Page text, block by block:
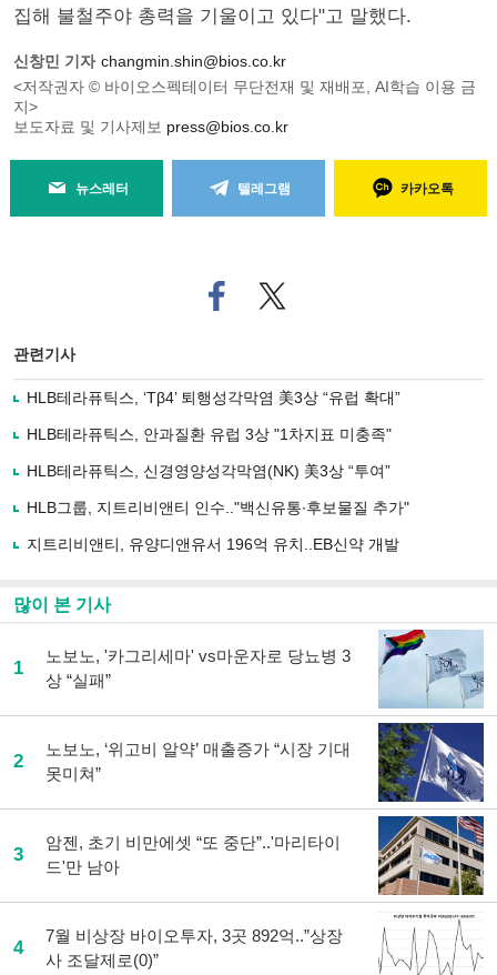
집해 불철주야 총력을 기울이고 있다"고 말했다.
신창민 기자 changmin.shin@bios.co.kr
<저작권자 © 바이오스펙테이터 무단전재 및 재배포, AI학습 이용 금
지>
보도자료 및 기사제보 press@bios.co.kr
뉴스레터 텔레그램 카카오톡
페
이
로
기
사
유
기
트위
터로
관련기사
HLB테라퓨틱스, ‘Tβ4’ 퇴행성각막염 美3상 “유럽 확대”
HLB테라퓨틱스, 안과질환 유럽 3상 "1차지표 미충족"
HLB테라퓨틱스, 신경영양성각막염(NK) 美3상 “투여”
HLB그룹, 지트리비앤티 인수.."백신유통∙후보물질 추가"
지트리비앤티, 유양디앤유서 196억 유치..EB신약 개발
많이 본 기사
1
노보노, '카그리세마' vs마운자로 당뇨병 3
상 “실패”
2
노보노, ‘위고비 알약’ 매출증가 “시장 기대
못미쳐”
3
암젠, 초기 비만에셋 “또 중단”..'마리타이
드'만 남아
4
7월 비상장 바이오투자, 3곳 892억..”상장
사 조달제로(0)”